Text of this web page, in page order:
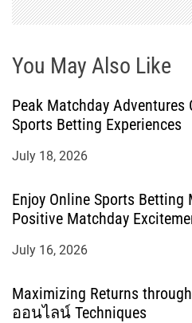
You May Also Like
Peak Matchday Adventures
Sports Betting Experiences
July 18, 2026
Enjoy Online Sports
Positive Matchday
July 16, 2026
Maximizing Returns
ออนไลน์ Techniques